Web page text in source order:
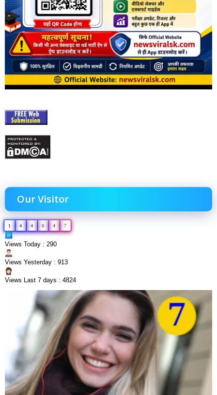
Our Visitor
1 4 4 0 4 7
Views Today : 290
Views Yesterday : 913
Views Last 7 days : 4824